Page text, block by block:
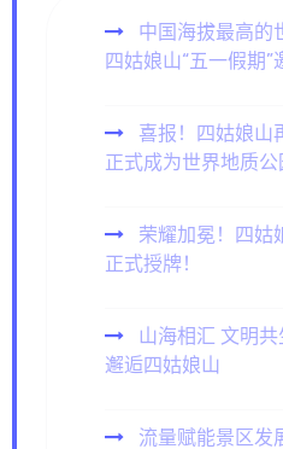
中国海拔最高
四姑娘山“五一假期
喜报！四姑娘山
正式成为世界地质公
荣耀加冕！四姑
正式授牌！
山海相汇 文明
邂逅四姑娘山
流量赋能景区发